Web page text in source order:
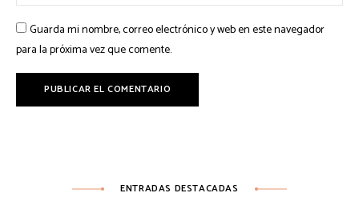
Guarda mi nombre, correo electrónico y web en este navegador
para la próxima vez que comente.
ENTRADAS DESTACADAS